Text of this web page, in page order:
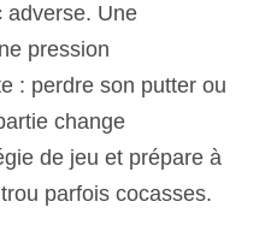
adverse. Une
pression
: perdre son putter ou
change
de jeu et prépare à
parfois cocasses.